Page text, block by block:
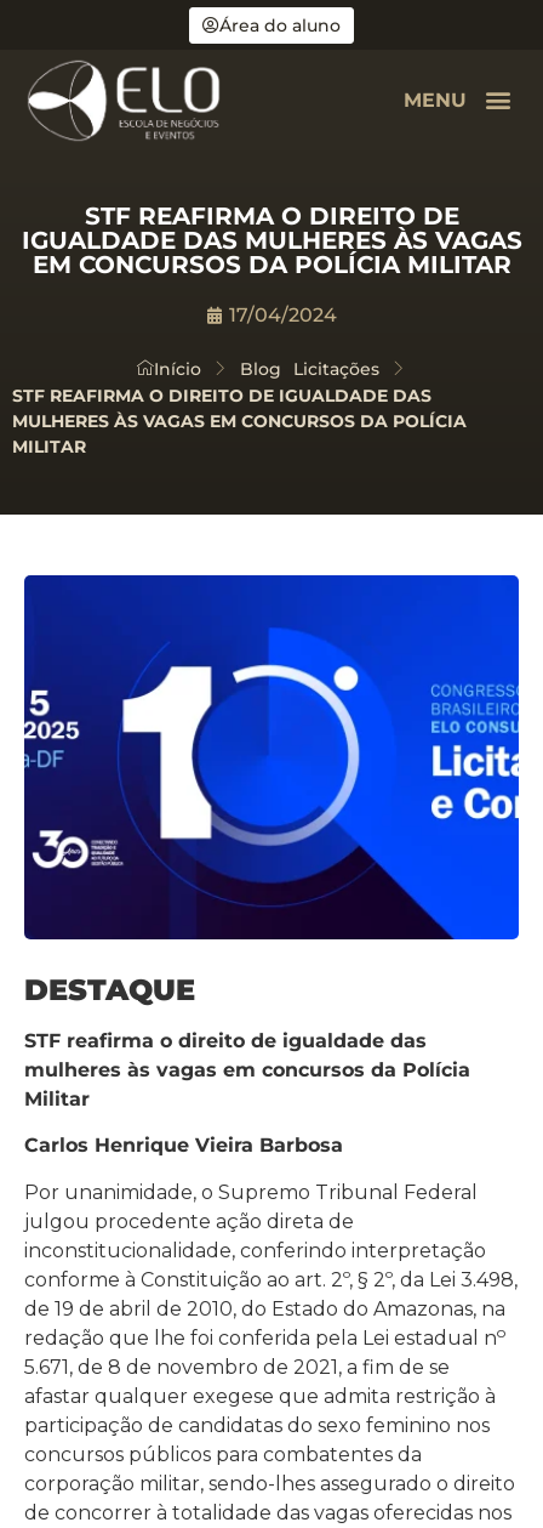
Área do aluno
MENU
STF REAFIRMA O DIREITO DE
IGUALDADE DAS MULHERES ÀS VAGAS
EM CONCURSOS DA POLÍCIA MILITAR
17/04/2024
Início Blog
Licitações
STF REAFIRMA O DIREITO DE IGUALDADE DAS
MULHERES ÀS VAGAS EM CONCURSOS DA POLÍCIA
MILITAR
DESTAQUE
STF reafirma o direito de igualdade das
mulheres às vagas em concursos da Polícia
Militar
Carlos Henrique Vieira Barbosa
Por unanimidade, o Supremo Tribunal Federal
julgou procedente ação direta de
inconstitucionalidade, conferindo interpretação
conforme à Constituição ao art. 2º, § 2º, da Lei 3.498,
de 19 de abril de 2010, do Estado do Amazonas, na
redação que lhe foi conferida pela Lei estadual no
5.671, de 8 de novembro de 2021, a fim de se
afastar qualquer exegese que admita restrição à
participação de candidatas do sexo feminino nos
concursos públicos para combatentes da
corporação militar, sendo-lhes assegurado o direito
de concorrer à totalidade das vagas oferecidas nos